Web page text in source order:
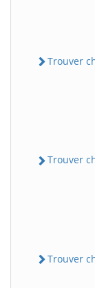
Trouver
Trouver
Trouver